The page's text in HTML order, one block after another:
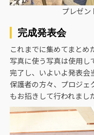
プレゼン
完成発表会
これまでに集めてまと
写真に使う写真は使用し
完了し、いよいよ発表会
保護者の方々、プロジェ
もお招きして行われまし